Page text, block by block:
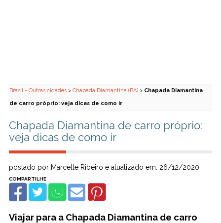
Brasil - Outras cidades> Chapada Diamantina (BA)> Chapada Diamantina
de carro próprio: veja dicas de como ir
Chapada Diamantina de carro próprio:
veja dicas de como ir
postado por Marcelle Ribeiro e atualizado em: 26/12/2020
Viajar para a Chapada Diamantina de carro